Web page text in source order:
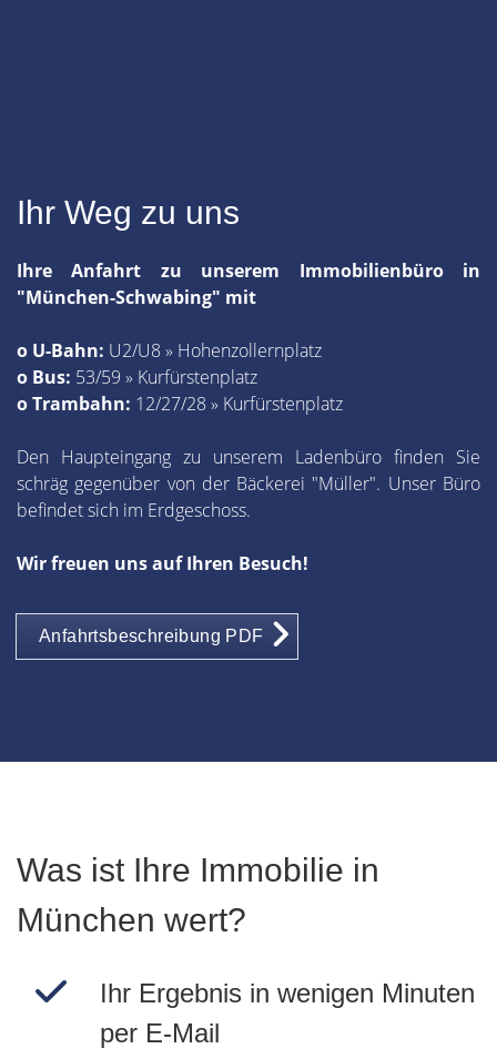
Ihr Weg zu uns
Ihre Anfahrt zu unserem Immobilienbüro in
"München-Schwabing" mit
o U-Bahn: U2/U8 » Hohenzollernplatz
o Bus: 53/59 » Kurfürstenplatz
o Trambahn: 12/27/28 » Kurfürstenplatz
Den Haupteingang zu unserem Ladenbüro finden Sie
schräg gegenüber von der Bäckerei "Müller". Unser Büro
befindet sich im Erdgeschoss.
Wir freuen uns auf Ihren Besuch!
Anfahrtsbeschreibung PDF
Was ist Ihre Immobilie in
München wert?
Ihr Ergebnis in wenigen Minuten
per E-Mail